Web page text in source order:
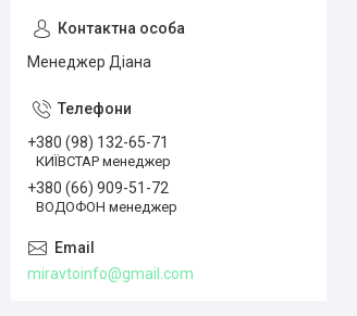
Менеджер Діана
+380 (98) 132-65-71
КИЇВСТАР менеджер
+380 (66) 909-51-72
ВОДОФОН менеджер
miravtoinfo@gmail.com